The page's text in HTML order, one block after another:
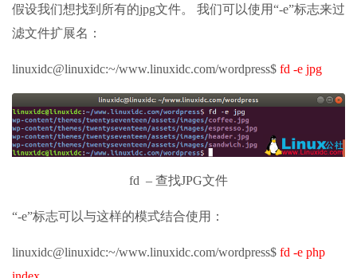
假设我们想找到所有的jpg文件。 我们可以使用“-e”标志来过
滤文件扩展名：
linuxidc@linuxidc:~/www.linuxidc.com/wordpress$ fd -e jpg
fd – 查找JPG文件
“-e”标志可以与这样的模式结合使用：
linuxidc@linuxidc:~/www.linuxidc.com/wordpress$ fd -e php